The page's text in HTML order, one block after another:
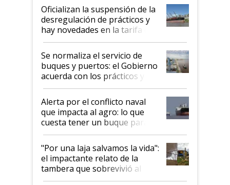
Oficializan la suspensión de la
desregulación de prácticos y
hay novedades en la tarifa de
la hidrovía
Se normaliza el servicio de
buques y puertos: el Gobierno
acuerda con los prácticos y
suspende el decreto de
desregulación
Alerta por el conflicto naval
que impacta al agro: lo que
cuesta tener un buque parado
y el peligro de que Argentina
pase a ser "país sucio"
"Por una laja salvamos la vida":
el impactante relato de la
tambera que sobrevivió al
tornado